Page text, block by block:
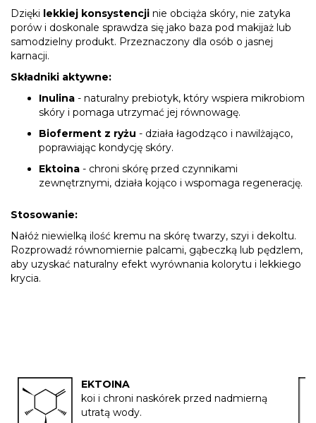
Dzięki lekkiej konsystencji nie obciąża skóry, nie zatyka
porów i doskonale sprawdza się jako baza pod makijaż lub
samodzielny produkt. Przeznaczony dla osób o jasnej
karnacji.
Składniki aktywne:
Inulina - naturalny prebiotyk, który wspiera mikrobiom
skóry i pomaga utrzymać jej równowagę.
Bioferment z ryżu - działa łagodząco i nawilżająco,
poprawiając kondycję skóry.
Ektoina - chroni skórę przed czynnikami
zewnętrznymi, działa kojąco i wspomaga regenerację.
Stosowanie:
Nałóż niewielką ilość kremu na skórę twarzy, szyi i dekoltu.
Rozprowadź równomiernie palcami, gąbeczką lub pędzlem,
aby uzyskać naturalny efekt wyrównania kolorytu i lekkiego
krycia.
EKTOINA
koi i chroni naskórek przed nadmierną
utratą wody.